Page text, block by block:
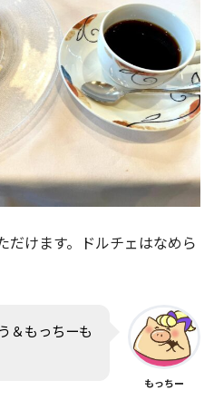
けます。ドルチェはなめら
＆もっちーも
もっちー